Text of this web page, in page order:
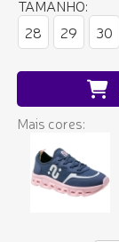
TAMANHO:
28
29 30
Mais cores: